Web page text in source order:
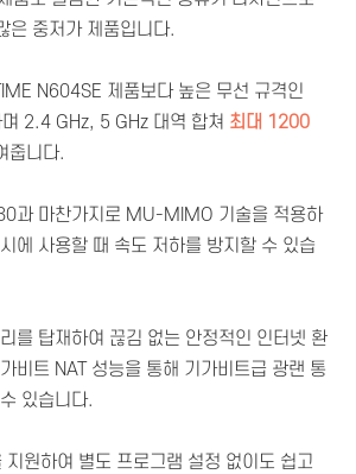
은 중저가 제품입니다.
N604SE 제품보다 높은 무선 규격인
2.4 GHz, 5 GHz 대역 합쳐 최대 1200
줍니다.
과 마찬가지로 MU-MIMO 기술을 적용하
에 사용할 때 속도 저하를 방지할 수 있습
를 탑재하여 끊김 없는 안정적인 인터넷 환
비트 NAT 성능을 통해 기가비트급 광랜 통
있습니다.
원하여 별도 프로그램 설정 없이도 쉽고